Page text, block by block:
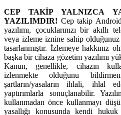
CEP TAKİP YALNIZCA
YAZILIMDIR! Cep takip
yazılımı, çocuklarınızı bir akıllı
veya izleme iznine sahip
tasarlanmıştır. İzlemeye hakkınız
başka bir cihaza gözetim yazılımı
Kanun, genellikle, cihazın
izlenmekte olduğunu
şartların/yasaların ihlali, ihlal
yaptırımlarla sonuçlanabilir.
kullanmadan önce kullanmayı
yasallığı konusunda kendi hukuk